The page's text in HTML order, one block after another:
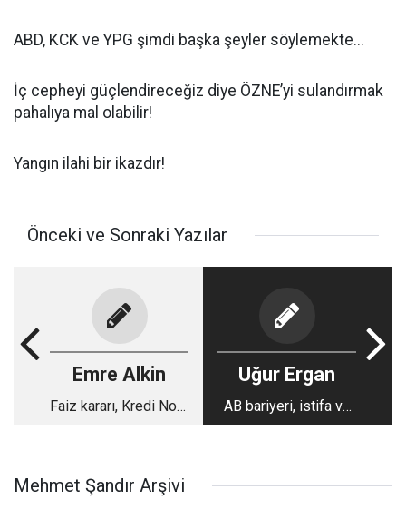
ABD, KCK ve YPG şimdi başka şeyler söylemekte...
İç cepheyi güçlendireceğiz diye ÖZNE’yi sulandırmak
pahalıya mal olabilir!
Yangın ilahi bir ikazdır!
Önceki ve Sonraki Yazılar
Emre Alkin
Faiz kararı, Kredi Notu
Uğur Ergan
AB bariyeri, istifa ve
Ekrem İmamoğlu
Mehmet Şandır Arşivi